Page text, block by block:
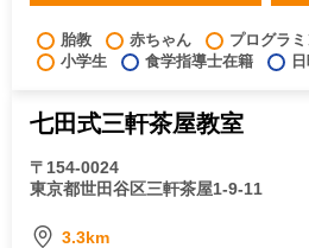
胎教 赤ちゃん プログラ
小学生
食学指導士在籍
七田式三軒茶屋教室
〒154-0024
東京都世田谷区三軒茶屋1-9-11
3.3km